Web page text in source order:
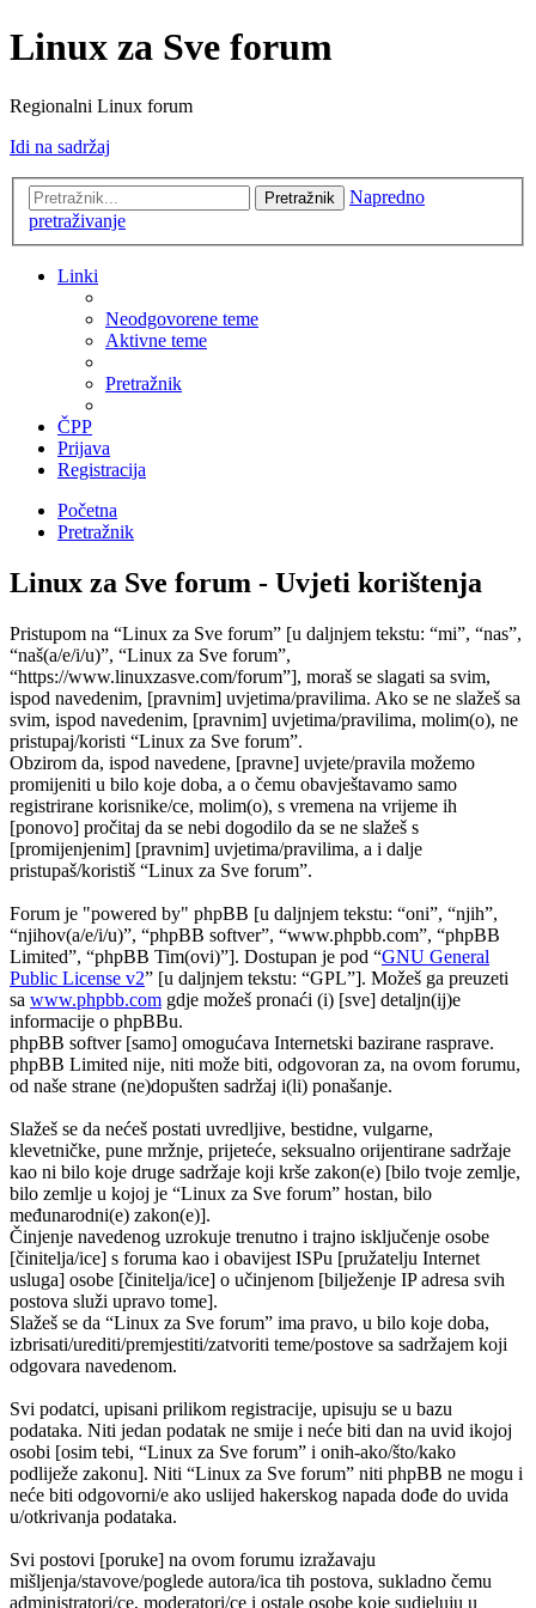
Linux za Sve forum
Regionalni Linux forum
Idi na sadržaj
Pretražnik
Napredno
pretraživanje
Linki
Neodgovorene teme
Aktivne teme
Pretražnik
ČPP
Prijava
Registracija
Početna
Pretražnik
Linux za Sve forum - Uvjeti korištenja
Pristupom na “Linux za Sve forum” [u daljnjem tekstu: “mi”, “nas”,
“naš(a/e/i/u)”, “Linux za Sve forum”,
“https://www.linuxzasve.com/forum”], moraš se slagati sa svim,
ispod navedenim, [pravnim] uvjetima/pravilima. Ako se ne slažeš sa
svim, ispod navedenim, [pravnim] uvjetima/pravilima, molim(o), ne
pristupaj/koristi “Linux za Sve forum”.
Obzirom da, ispod navedene, [pravne] uvjete/pravila možemo
promijeniti u bilo koje doba, a o čemu obavještavamo samo
registrirane korisnike/ce, molim(o), s vremena na vrijeme ih
[ponovo] pročitaj da se nebi dogodilo da se ne slažeš s
[promijenjenim] [pravnim] uvjetima/pravilima, a i dalje
pristupaš/koristiš “Linux za Sve forum”.
Forum je "powered by" phpBB [u daljnjem tekstu: “oni”, “njih”,
“njihov(a/e/i/u)”, “phpBB softver”, “www.phpbb.com”, “phpBB
Limited”, “phpBB Tim(ovi)”]. Dostupan je pod “GNU General
Public License v2” [u daljnjem tekstu: “GPL”]. Možeš ga preuzeti
sa www.phpbb.com gdje možeš pronaći (i) [sve] detaljn(ij)e
informacije o phpBBu.
phpBB softver [samo] omogućava Internetski bazirane rasprave.
phpBB Limited nije, niti može biti, odgovoran za, na ovom forumu,
od naše strane (ne)dopušten sadržaj i(li) ponašanje.
Slažeš se da nećeš postati uvredljive, bestidne, vulgarne,
klevetničke, pune mržnje, prijeteće, seksualno orijentirane sadržaje
kao ni bilo koje druge sadržaje koji krše zakon(e) [bilo tvoje zemlje,
bilo zemlje u kojoj je “Linux za Sve forum” hostan, bilo
međunarodni(e) zakon(e)].
Činjenje navedenog uzrokuje trenutno i trajno isključenje osobe
[činitelja/ice] s foruma kao i obavijest ISPu [pružatelju Internet
usluga] osobe [činitelja/ice] o učinjenom [bilježenje IP adresa svih
postova služi upravo tome].
Slažeš se da “Linux za Sve forum” ima pravo, u bilo koje doba,
izbrisati/urediti/premjestiti/zatvoriti teme/postove sa sadržajem koji
odgovara navedenom.
Svi podatci, upisani prilikom registracije, upisuju se u bazu
podataka. Niti jedan podatak ne smije i neće biti dan na uvid ikojoj
osobi [osim tebi, “Linux za Sve forum” i onih-ako/što/kako
podliježe zakonu]. Niti “Linux za Sve forum” niti phpBB ne mogu i
neće biti odgovorni/e ako uslijed hakerskog napada dođe do uvida
u/otkrivanja podataka.
Svi postovi [poruke] na ovom forumu izražavaju
mišljenja/stavove/poglede autora/ica tih postova, sukladno čemu
administratori/ce, moderatori/ce i ostale osobe koje sudjeluju u